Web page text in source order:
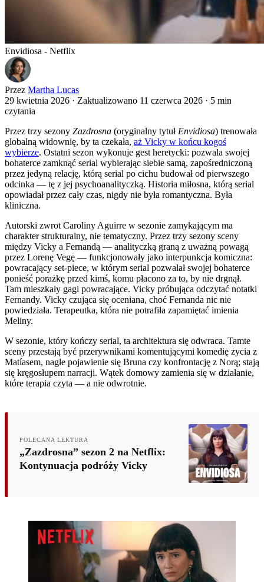
Envidiosa - Netflix
Przez Martha Lucas
29 kwietnia 2026 · Zaktualizowano 11 czerwca 2026 · 5 min
czytania
Przez trzy sezony Zazdrosna (oryginalny tytuł Envidiosa) trenowała
globalną widownię, by ta czekała, aż Vicky w końcu kogoś
wybierze. Ostatni sezon wykonuje gest heretycki: pozwala swojej
bohaterce zamknąć serial wybierając siebie samą, zapośredniczoną
przez jedyną relację, którą serial po cichu budował od pierwszego
odcinka — tę z jej psychoanalityczką. Historia miłosna, którą serial
opowiadał przez cały czas, nigdy nie była romantyczna. Była
kliniczna.
Autorski zwrot Caroliny Aguirre w sezonie zamykającym ma
charakter strukturalny, nie tematyczny. Przez trzy sezony sceny
między Vicky a Fernandą — analityczką graną z uważną powagą
przez Lorenę Vegę — funkcjonowały jako interpunkcja komiczna:
powracający set-piece, w którym serial pozwalał swojej bohaterce
ponieść porażkę przed kimś, komu płacono za to, by nie drgnął.
Tam mieszkały gagi powracające. Vicky próbująca odczytać notatki
Fernandy. Vicky czująca się oceniana, choć Fernanda nic nie
powiedziała. Terapeutka, która nie potrafiła zapamiętać imienia
Meliny.
W sezonie, który kończy serial, ta architektura się odwraca. Tamte
sceny przestają być przerywnikami komentującymi komedię życia z
Matíasem, nagłe pojawienie się Bruna czy konfrontację z Norą; stają
się kręgosłupem narracji. Wątek domowy zamienia się w działanie,
które terapia czyta — a nie odwrotnie.
POLECANA LEKTURA
„Zazdrosna” sezon 2 na Netflix:
Kontynuacja podróży Vicky